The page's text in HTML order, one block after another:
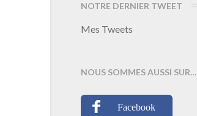
NOTRE DERNIER TWEET
Mes Tweets
NOUS SOMMES AUSSI SUR…
Facebook